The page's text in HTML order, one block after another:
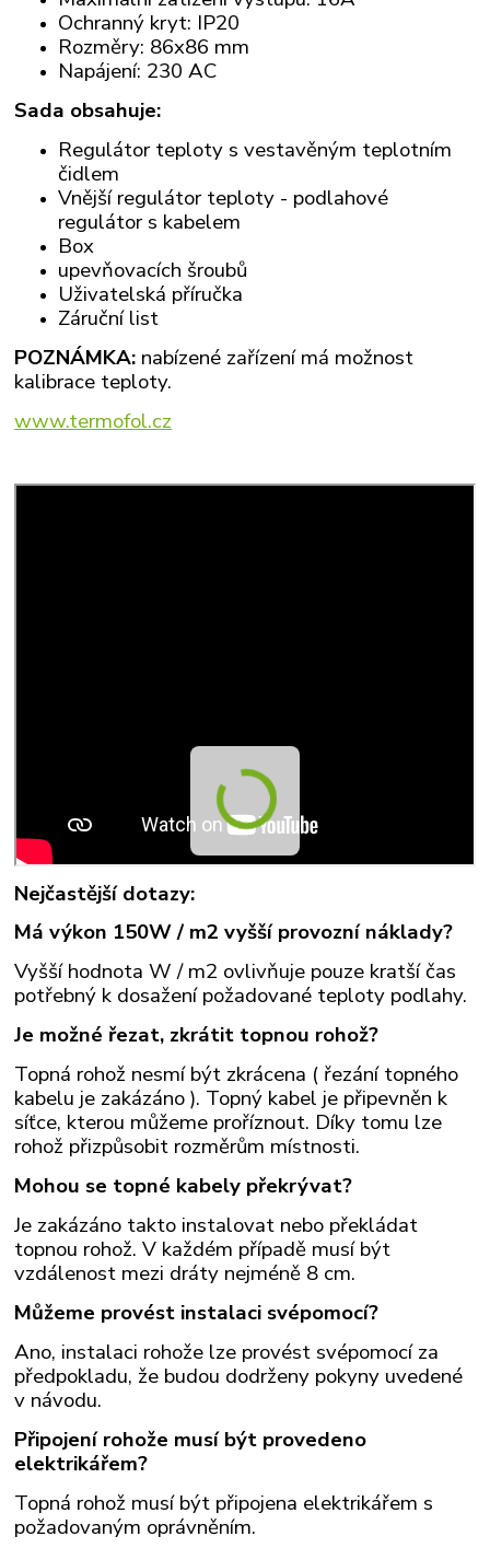
Ochranný kryt: IP20
Rozměry: 86x86 mm
Napájení: 230 AC
Sada obsahuje:
Regulátor teploty s vestavěným teplotním
čidlem
Vnější regulátor teploty - podlahové
regulátor s kabelem
Box
upevňovacích šroubů
Uživatelská příručka
Záruční list
POZNÁMKA: nabízené zařízení má možnost
kalibrace teploty.
www.termofol.cz
Nejčastější dotazy:
Má výkon 150W / m2 vyšší provozní náklady?
Vyšší hodnota W / m2 ovlivňuje pouze kratší čas
potřebný k dosažení požadované teploty podlahy.
Je možné řezat, zkrátit topnou rohož?
Topná rohož nesmí být zkrácena ( řezání topného
kabelu je zakázáno ). Topný kabel je připevněn k
síťce, kterou můžeme proříznout. Díky tomu lze
rohož přizpůsobit rozměrům místnosti.
Mohou se topné kabely překrývat?
Je zakázáno takto instalovat nebo překládat
topnou rohož. V každém případě musí být
vzdálenost mezi dráty nejméně 8 cm.
Můžeme provést instalaci svépomocí?
Ano, instalaci rohože lze provést svépomocí za
předpokladu, že budou dodrženy pokyny uvedené
v návodu.
Připojení rohože musí být provedeno
elektrikářem?
Topná rohož musí být připojena elektrikářem s
požadovaným oprávněním.